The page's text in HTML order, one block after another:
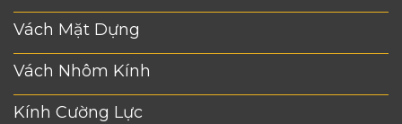
Vách Mặt Dựng
Vách Nhôm Kính
Kính Cường Lực